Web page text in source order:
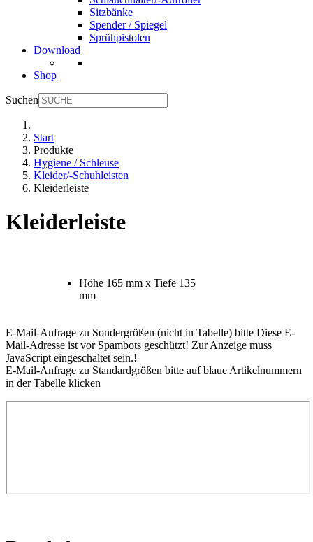
Sitzbänke
Spender / Spiegel
Sprühpistolen
Download
Shop
Suchen
Start
Produkte
Hygiene / Schleuse
Kleider/-Schuhleisten
Kleiderleiste
Kleiderleiste
Höhe 165 mm x Tiefe 135
mm
E-Mail-Anfrage zu Sondergrößen (nicht in Tabelle) bitte Diese E-
Mail-Adresse ist vor Spambots geschützt! Zur Anzeige muss
JavaScript eingeschaltet sein.!
E-Mail-Anfrage zu Standardgrößen bitte auf blaue Artikelnummern
in der Tabelle klicken